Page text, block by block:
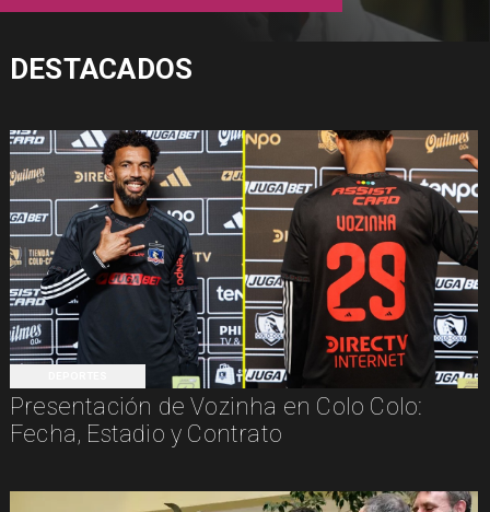
Presentación de Vozinha en Colo Colo:
Fecha, Estadio y Contrato
DESTACADOS